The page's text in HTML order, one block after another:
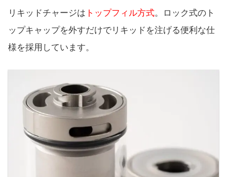
リキッドチャージは トップフィル方式。ロック式のト
ップキャップを外すだけでリキッドを注げる便利な仕
様を採用しています。